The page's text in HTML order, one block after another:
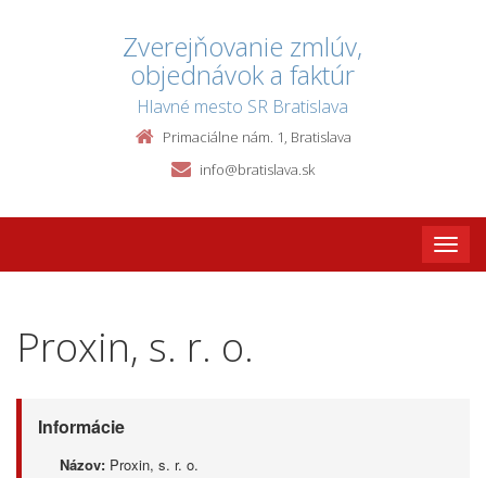
Zverejňovanie zmlúv,
objednávok a faktúr
Hlavné mesto SR Bratislava
Primaciálne nám. 1, Bratislava
info@bratislava.sk
Toggle
Proxin, s. r. o.
Informácie
Názov: Proxin, s. r. o.